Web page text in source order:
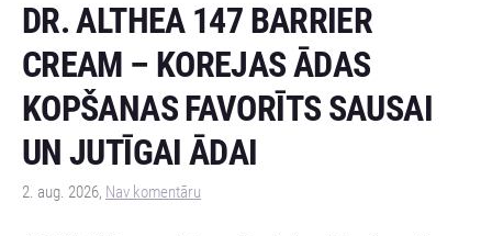
DR. ALTHEA 147 BARRIER
CREAM – KOREJAS ĀDAS
KOPŠANAS FAVORĪTS SAUSAI
UN JUTĪGAI ĀDAI
2. aug. 2026, Nav komentāru